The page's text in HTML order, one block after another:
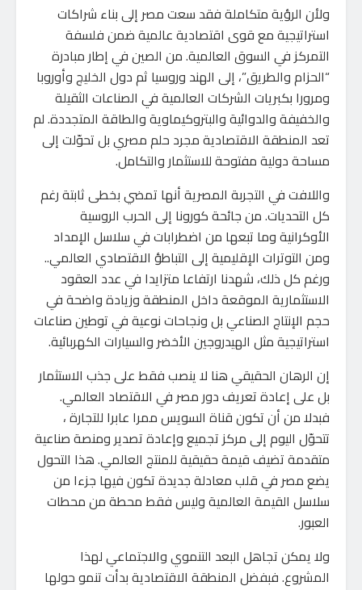
ولأن الرؤية متكاملة فقد سعت مصر إلى بناء شراكات
استراتيجية مع قوى اقتصادية عالمية ضمن فلسفة
التمركز في السوق العالمية. من الصين في إطار مبادرة
“الحزام والطريق”، إلى الهند وروسيا ثم دول الخليج وأوروبا
ومرورا بكبريات الشركات العالمية في الصناعات الثقيلة
والخفيفة والدوائية والبتروكيماوية والطاقة المتجددة. لم
تعد المنطقة الاقتصادية مجرد حلم مصري بل تحوّلت إلى
مساحة دولية مفتوحة للاستثمار والتكامل.
واللافت في التجربة المصرية أنها تمضي بخطى ثابتة رغم
كل التحديات. من جائحة كورونا إلى الحرب الروسية
الأوكرانية وما تبعها من اضطرابات في سلاسل الإمداد
ومن التوترات الإقليمية إلى التباطؤ الاقتصادي العالمي..
ورغم كل ذلك، شهدنا ارتفاعا متزايدا في عدد العقود
الاستثمارية الموقعة داخل المنطقة وزيادة واضحة في
حجم الإنتاج الصناعي بل ونجاحات نوعية في توطين صناعات
استراتيجية مثل الهيدروجين الأخضر والسيارات الكهربائية.
إن الرهان الحقيقي هنا لا ينصب فقط على جذب الاستثمار
بل على إعادة تعريف دور مصر في الاقتصاد العالمي.
فبدلا من أن تكون قناة السويس ممرا عابرا للتجارة ،
تتحوّل اليوم إلى مركز تجميع وإعادة تصدير ومنصة صناعية
متقدمة تضيف قيمة حقيقية للمنتج العالمي. هذا التحول
يضع مصر في قلب معادلة جديدة تكون فيها جزءا من
سلاسل القيمة العالمية وليس فقط محطة من محطات
العبور.
ولا يمكن تجاهل البعد التنموي والاجتماعي لهذا
المشروع. فبفضل المنطقة الاقتصادية بدأت تنمو حولها